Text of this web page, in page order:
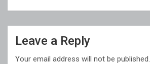
Leave a Reply
Your email address will not be published.